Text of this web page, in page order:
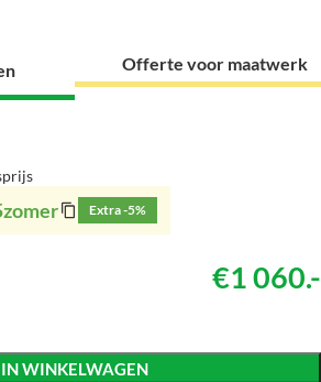
Offerte voor maatwerk
Extra -5%
€1 060.-
IN WINKELWAGEN